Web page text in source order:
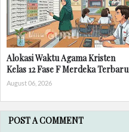
Alokasi Waktu Agama Kristen
Kelas 12 Fase F Merdeka Terbaru
August 06, 2026
POST A COMMENT